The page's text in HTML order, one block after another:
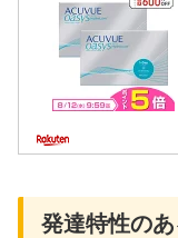
発達特性の